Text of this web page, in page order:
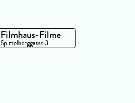
Filmhaus-Filme
Spittelberggasse 3